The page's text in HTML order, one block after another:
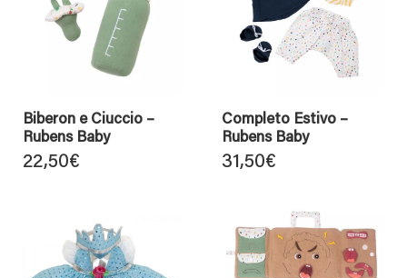
Biberon e Ciuccio –
Rubens Baby
22,50€
Completo Estivo –
Rubens Baby
31,50€